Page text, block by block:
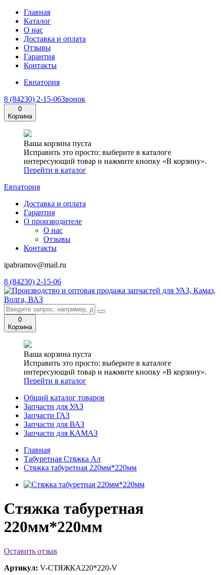
Главная
Каталог
О нас
Доставка и оплата
Отзывы
Гарантия
Контакты
Евпатория
8 (84230) 2-15-06Звонок
0
Корзина
Ваша корзина пуста
Исправить это просто: выберите в каталоге
интересующий товар и нажмите кнопку «В корзину».
Перейти в каталог
Евпатория
Доставка и оплата
Гарантия
О производителе
О нас
Отзывы
Контакты
ipabramov@mail.ru
8 (84230) 2-15-06
0
Корзина
Ваша корзина пуста
Исправить это просто: выберите в каталоге
интересующий товар и нажмите кнопку «В корзину».
Перейти в каталог
Общий каталог товаров
Запчасти для УАЗ
Запчасти ГАЗ
Запчасти для ВАЗ
Запчасти для КАМАЗ
Главная
Табуретная Стяжка Ал
Стяжка табуретная 220мм*220мм
Стяжка табуретная
220мм*220мм
Оставить отзыв
Артикул: V-СТЯЖКА220*220-V